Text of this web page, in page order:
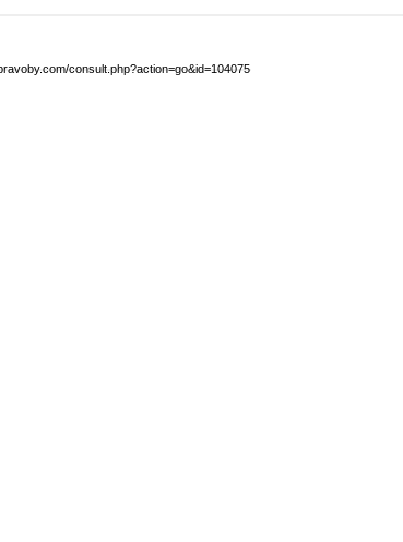
consult.php?action=go&id=104075